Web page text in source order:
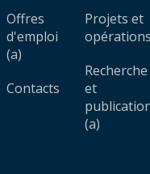
Offres
d'emploi
(a)
Contacts
Projets et
opérations
Recherche
et
(a)